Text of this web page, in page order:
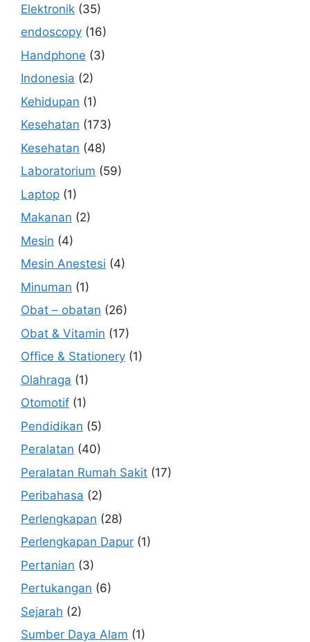
Elektronik (35)
endoscopy (16)
Handphone (3)
Indonesia (2)
Kehidupan (1)
Kesehatan (173)
Kesehatan (48)
Laboratorium (59)
Laptop (1)
Makanan (2)
Mesin (4)
Mesin Anestesi (4)
Minuman (1)
Obat – obatan (26)
Obat & Vitamin (17)
Office & Stationery (1)
Olahraga (1)
Otomotif (1)
Pendidikan (5)
Peralatan (40)
Peralatan Rumah Sakit (17)
Peribahasa (2)
Perlengkapan (28)
Perlengkapan Dapur (1)
Pertanian (3)
Pertukangan (6)
Sejarah (2)
Sumber Daya Alam (1)